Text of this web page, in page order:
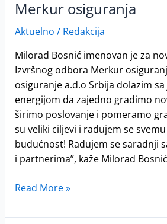
Merkur osiguranja
Aktuelno / Redakcija
Milorad Bosnić imenovan je za
Izvršnog odbora Merkur
osiguranje a.d.o Srbija dolazim
energijom da zajedno gradimo
širimo poslovanje i pomeramo
su veliki ciljevi i radujem se
budućnost! Radujem se saradnji
i partnerima”, kaže Milorad
Read More »